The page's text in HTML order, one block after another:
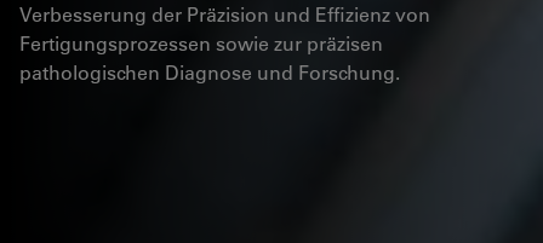
Verbesserung der Präzision und Effizienz von
Fertigungsprozessen sowie zur präzisen
pathologischen Diagnose und Forschung.